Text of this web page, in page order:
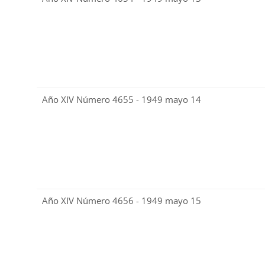
Año XIV Número 4655 - 1949 mayo 14
Año XIV Número 4656 - 1949 mayo 15